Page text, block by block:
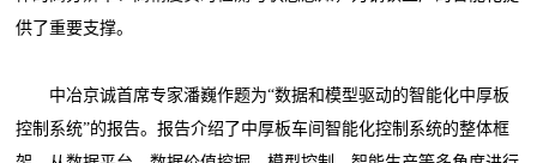
供了重要支撑。
中冶京诚首席专家潘巍作题为“数据和模型驱动的智能化中厚板
控制系统”的报告。报告介绍了中厚板车间智能化控制系统的整体框